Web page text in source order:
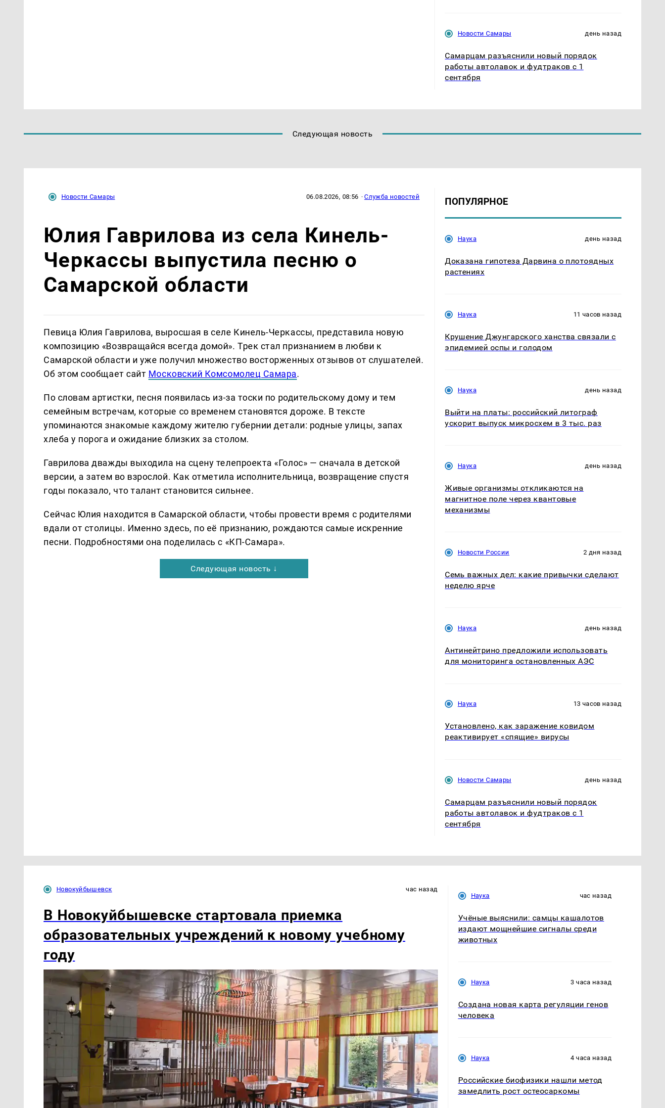
Новости Самары день назад
Самарцам разъяснили новый порядок
работы автолавок и фудтраков с 1
сентября
Следующая новость
Новости Самары 06.08.2026, 08:56 ·Служба новостей
Юлия Гаврилова из села Кинель-
Черкассы выпустила песню о
Самарской области
Певица Юлия Гаврилова, выросшая в селе Кинель-Черкассы, представила новую
композицию «Возвращайся всегда домой». Трек стал признанием в любви к
Самарской области и уже получил множество восторженных отзывов от слушателей.
Об этом сообщает сайт Московский Комсомолец Самара.
По словам артистки, песня появилась из-за тоски по родительскому дому и тем
семейным встречам, которые со временем становятся дороже. В тексте
упоминаются знакомые каждому жителю губернии детали: родные улицы, запах
хлеба у порога и ожидание близких за столом.
Гаврилова дважды выходила на сцену телепроекта «Голос» — сначала в детской
версии, а затем во взрослой. Как отметила исполнительница, возвращение спустя
годы показало, что талант становится сильнее.
Сейчас Юлия находится в Самарской области, чтобы провести время с родителями
вдали от столицы. Именно здесь, по её признанию, рождаются самые искренние
песни. Подробностями она поделилась с «КП-Самара».
Следующая новость ↓
ПОПУЛЯРНОЕ
Наука день назад
Доказана гипотеза Дарвина о плотоядных
растениях
Наука 11 часов назад
Крушение Джунгарского ханства связали с
эпидемией оспы и голодом
Наука день назад
Выйти на платы: российский литограф
ускорит выпуск микросхем в 3 тыс. раз
Наука день назад
Живые организмы откликаются на
магнитное поле через квантовые
механизмы
Новости России 2 дня назад
Семь важных дел: какие привычки сделают
неделю ярче
Наука день назад
Антинейтрино предложили использовать
для мониторинга остановленных АЭС
Наука 13 часов назад
Установлено, как заражение ковидом
реактивирует «спящие» вирусы
Новости Самары день назад
Самарцам разъяснили новый порядок
работы автолавок и фудтраков с 1
сентября
Новокуйбышевск час назад
В Новокуйбышевске стартовала приемка
образовательных учреждений к новому учебному
году
Наука час назад
Учёные выяснили: самцы кашалотов
издают мощнейшие сигналы среди
животных
Наука 3 часа назад
Создана новая карта регуляции генов
человека
Наука 4 часа назад
Российские биофизики нашли метод
замедлить рост остеосаркомы